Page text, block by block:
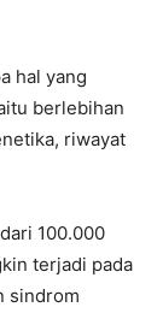
hal yang
berlebihan
riwayat
100.000
terjadi pada
sindrom